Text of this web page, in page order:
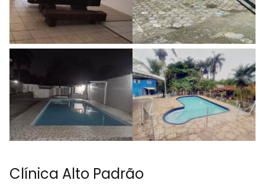
Clínica Alto Padrão